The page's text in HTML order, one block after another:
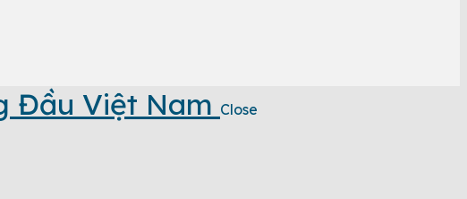
Đầu Việt Nam Close